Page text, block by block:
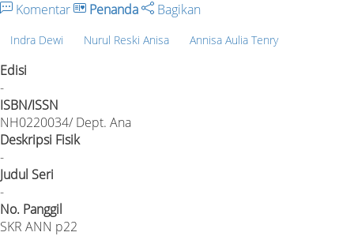
Komentar Penanda Bagikan
Indra Dewi Nurul Reski Anisa Annisa Aulia Tenry
Edisi
-
ISBN/ISSN
NH0220034/ Dept. Ana
Deskripsi Fisik
-
Judul Seri
-
No. Panggil
SKR ANN p22